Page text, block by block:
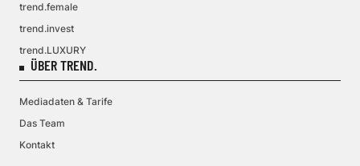
trend.female
trend.invest
trend.LUXURY
ÜBER TREND.
Mediadaten & Tarife
Das Team
Kontakt